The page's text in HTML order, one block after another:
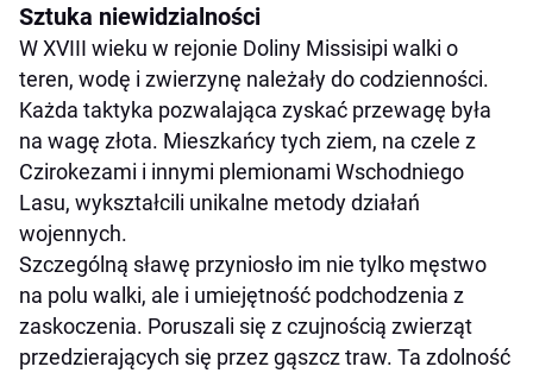
Sztuka niewidzialności
W XVIII wieku w rejonie Doliny Missisipi walki o
teren, wodę i zwierzynę należały do codzienności.
Każda taktyka pozwalająca zyskać przewagę była
na wagę złota. Mieszkańcy tych ziem, na czele z
Czirokezami i innymi plemionami Wschodniego
Lasu, wykształcili unikalne metody działań
wojennych.
Szczególną sławę przyniosło im nie tylko męstwo
na polu walki, ale i umiejętność podchodzenia z
zaskoczenia. Poruszali się z czujnością zwierząt
przedzierających się przez gąszcz traw. Ta zdolność